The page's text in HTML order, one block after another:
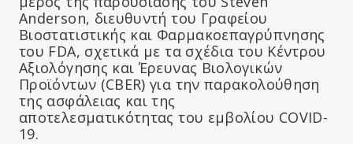
Anderson, διευθυντή του Γραφείου
Βιοστατιστικής και Φαρμακοεπαγρύπνησης
του FDA, σχετικά με τα σχέδια του Κέντρου
Αξιολόγησης και Έρευνας Βιολογικών
Προϊόντων (CBER) για την παρακολούθηση
της ασφάλειας και της
αποτελεσματικότητας του εμβολίου COVID-
19.